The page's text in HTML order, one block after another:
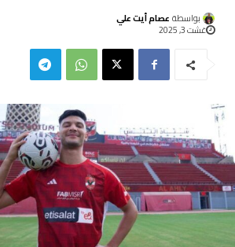
بواسطة عصام أيت علي
غشت 3, 2025